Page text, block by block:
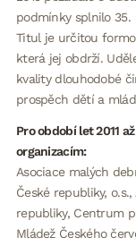
podmínky splnilo 35.
Titul je určitou
která jej obdrží.
kvality dlouhodobé
prospěch dětí a
Pro období let 2011
organizacím:
Asociace malých
České republiky,
republiky, Centrum
Mládež Českého